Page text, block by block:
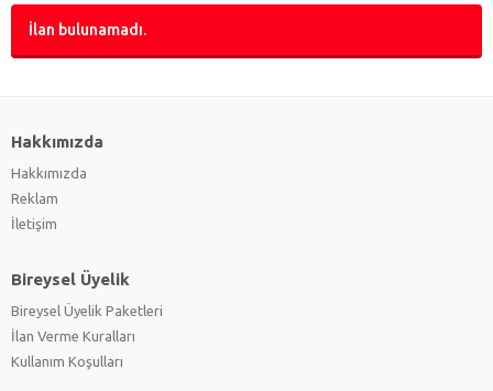
İlan bulunamadı.
Hakkımızda
Hakkımızda
Reklam
İletişim
Bireysel Üyelik
Bireysel Üyelik Paketleri
İlan Verme Kuralları
Kullanım Koşulları